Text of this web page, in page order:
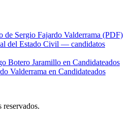
de Sergio Fajardo Valderrama (PDF)
del Estado Civil — candidatos
Botero Jaramillo en Candidateados
Valderrama en Candidateados